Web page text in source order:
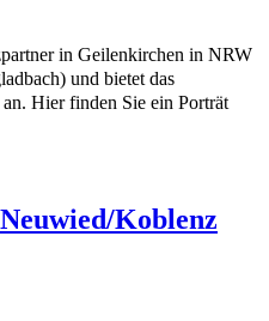
in Geilenkirchen in NRW
und bietet das
Hier finden Sie ein Porträt
Koblenz